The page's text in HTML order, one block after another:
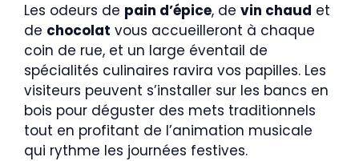
Les odeurs de pain d’épice, de vin chaud et
de chocolat vous accueilleront à chaque
coin de rue, et un large éventail de
spécialités culinaires ravira vos papilles. Les
visiteurs peuvent s’installer sur les bancs en
bois pour déguster des mets traditionnels
tout en profitant de l’animation musicale
qui rythme les journées festives.